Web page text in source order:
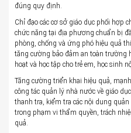
đúng quy định.
Chỉ đạo các cơ sở giáo dục phối hợp
chức năng tại địa phương chuẩn bị
phòng, chống và ứng phó hiệu quả
tăng cường bảo đảm an toàn trường
hoạt và học tập cho trẻ em, học sinh
Tăng cường triển khai hiệu quả,
công tác quản lý nhà nước về giáo
thanh tra, kiểm tra các nội dung
trong phạm vi thẩm quyền, trách
quả.